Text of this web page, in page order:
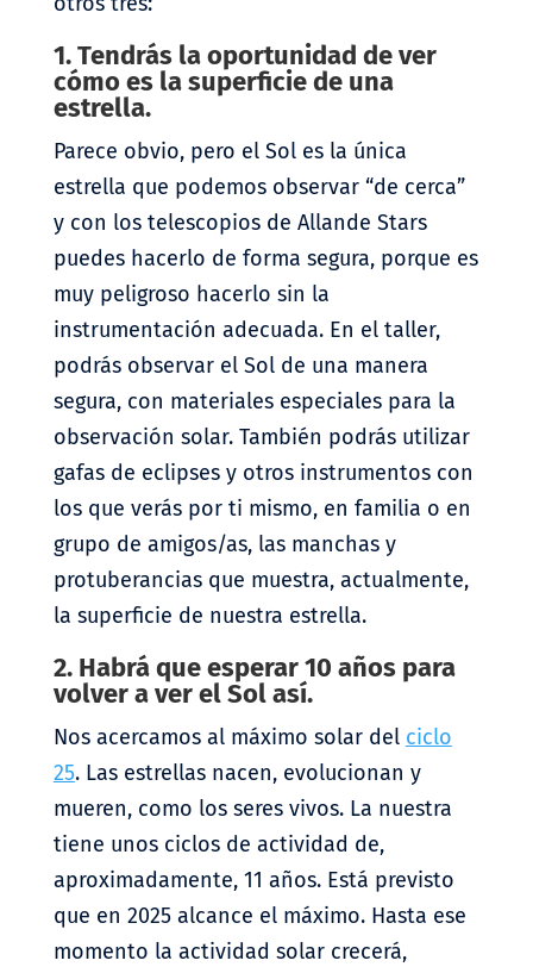
1. Tendrás la oportunidad de ver
cómo es la superficie de una
estrella.
Parece obvio, pero el Sol es la única
estrella que podemos observar “de cerca”
y con los telescopios de Allande Stars
puedes hacerlo de forma segura, porque es
muy peligroso hacerlo sin la
instrumentación adecuada. En el taller,
podrás observar el Sol de una manera
segura, con materiales especiales para la
observación solar. También podrás utilizar
gafas de eclipses y otros instrumentos con
los que verás por ti mismo, en familia o en
grupo de amigos/as, las manchas y
protuberancias que muestra, actualmente,
la superficie de nuestra estrella.
2. Habrá que esperar 10 años para
volver a ver el Sol así.
Nos acercamos al máximo solar del ciclo
25. Las estrellas nacen, evolucionan y
mueren, como los seres vivos. La nuestra
tiene unos ciclos de actividad de,
aproximadamente, 11 años. Está previsto
que en 2025 alcance el máximo. Hasta ese
momento la actividad solar crecerá,